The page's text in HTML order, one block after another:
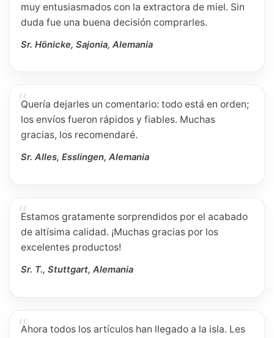
muy entusiasmados con la extractora de miel. Sin
duda fue una buena decisión comprarles.
Sr. Hönicke, Sajonia, Alemania
Quería dejarles un comentario: todo está en orden;
los envíos fueron rápidos y fiables. Muchas
gracias, los recomendaré.
Sr. Alles, Esslingen, Alemania
Estamos gratamente sorprendidos por el acabado
de altísima calidad. ¡Muchas gracias por los
excelentes productos!
Sr. T., Stuttgart, Alemania
Ahora todos los artículos han llegado a la isla. Les